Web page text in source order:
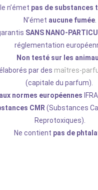
n’émet pas de substances
N’émet aucune fumée.
SANS NANO-
réglementation
Non testé sur les
par des maîtres-
(capitale du parfum).
normes européennes
CMR(Substances
Reprotoxiques).
Ne contient pas de